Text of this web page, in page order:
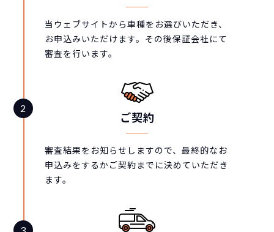
当ウェブサイトから車種をお選びいただき、
お申込みいただけます。その後保証会社にて
審査を行います。
ご契約
審査結果をお知らせしますので、最終的なお
申込みをするかご契約までに決めていただき
ます。